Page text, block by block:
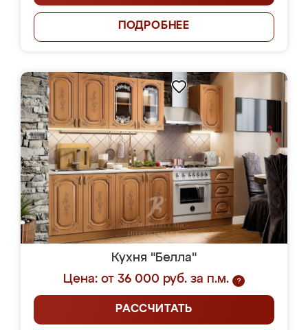
ПОДРОБНЕЕ
Кухня "Белла"
Цена: от 36 000 руб. за п.м.
?
РАССЧИТАТЬ